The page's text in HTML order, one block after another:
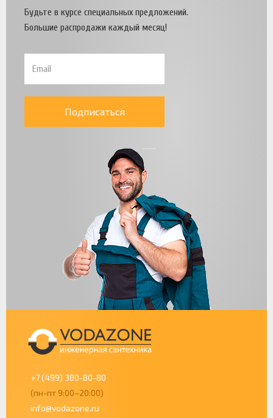
Будьте в курсе специальных предложений.
Большие распродажи каждый месяц!
Подписаться
+7 (499) 380-80-80
(пн-пт 9:00–20:00)
info@vodazone.ru